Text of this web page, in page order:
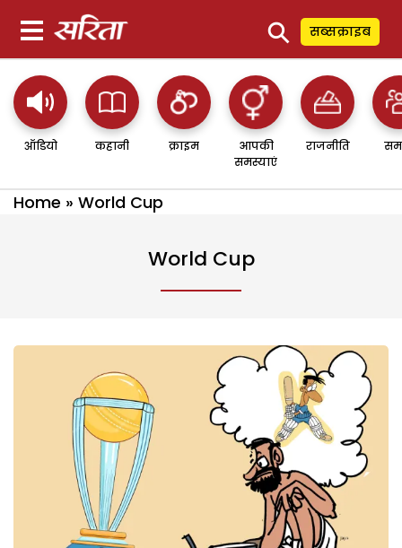
⚲ सब्सक्राइब
ऑडियो कहानी क्राइम
आपकी
समस्याएं
राजनीति
Home » World Cup
World Cup